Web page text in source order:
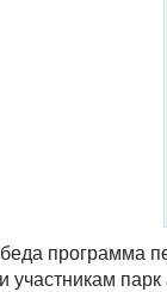
программа
участникам